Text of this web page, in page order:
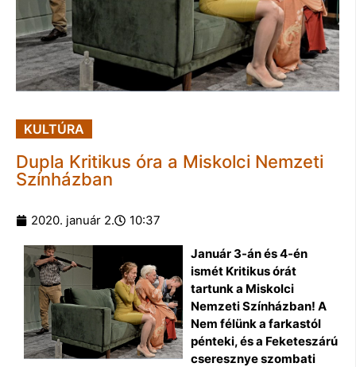
KULTÚRA
Dupla Kritikus óra a Miskolci Nemzeti
Színházban
2020. január 2. 10:37
Január 3-án és 4-én
ismét Kritikus órát
tartunk a Miskolci
Nemzeti Színházban! A
Nem félünk a farkastól
pénteki, és a Feketeszárú
cseresznye szombati